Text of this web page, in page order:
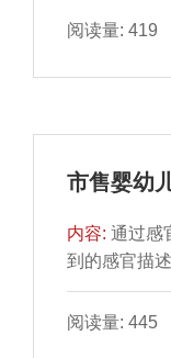
了单因素试
阅读量: 419
市售婴幼
内容:通过感
到的感官描
析结果表明
75.330%。
阅读量: 445